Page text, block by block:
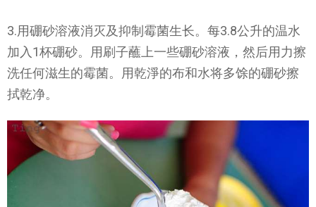
3.用硼砂溶液消灭及抑制霉菌生长。每3.8公升的温水
加入1杯硼砂。用刷子蘸上一些硼砂溶液，然后用力擦
洗任何滋生的霉菌。用乾淨的布和水将多馀的硼砂擦
拭乾净。